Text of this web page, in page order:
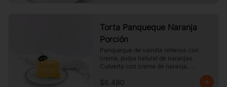
Torta Panqueque Naranja
Porción
Panqueque de vainilla rellenos con
crema, pulpa natural de naranjas.
Cubierta con crema de naranja,
$6.490